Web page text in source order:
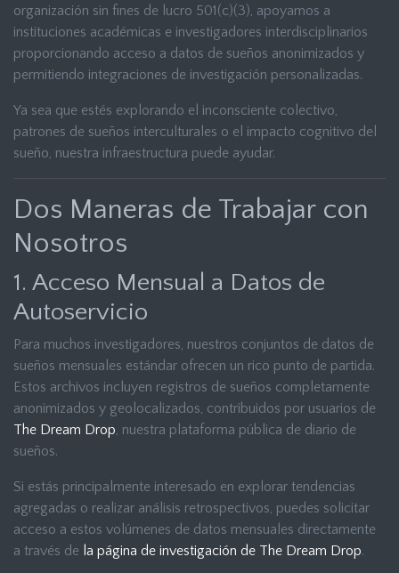
organización sin fines de lucro 501(c)(3), apoyamos a
instituciones académicas e investigadores interdisciplinarios
proporcionando acceso a datos de sueños anonimizados y
permitiendo integraciones de investigación personalizadas.
Ya sea que estés explorando el inconsciente colectivo,
patrones de sueños interculturales o el impacto cognitivo del
sueño, nuestra infraestructura puede ayudar.
Dos Maneras de Trabajar con
Nosotros
1. Acceso Mensual a Datos de
Autoservicio
Para muchos investigadores, nuestros conjuntos de datos de
sueños mensuales estándar ofrecen un rico punto de partida.
Estos archivos incluyen registros de sueños completamente
anonimizados y geolocalizados, contribuidos por usuarios de
The Dream Drop, nuestra plataforma pública de diario de
sueños.
Si estás principalmente interesado en explorar tendencias
agregadas o realizar análisis retrospectivos, puedes solicitar
acceso a estos volúmenes de datos mensuales directamente
a través de la página de investigación de The Dream Drop.